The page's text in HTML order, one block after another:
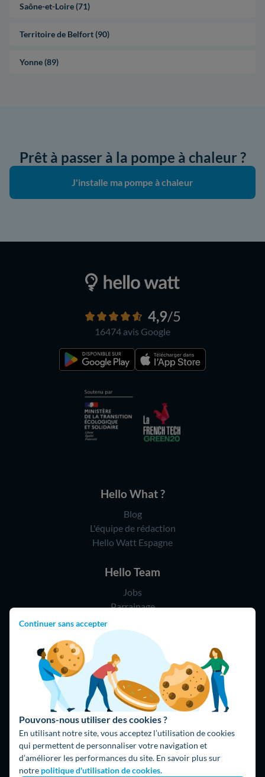
Continuer sans accepter
Pouvons-nous utiliser des cookies ?
En utilisant notre site, vous acceptez l’utilisation de cookies
qui permettent de personnaliser votre navigation et
d’améliorer les performances du site. En savoir plus sur
notre politique d'utilisation de cookies.
Saône-et-Loire (71)
Territoire de Belfort (90)
Yonne (89)
Prêt à passer à la pompe à chaleur ?
J'installe ma pompe à chaleur
4,9/5
16474 avis Google
Hello What ?
Blog
L'équipe de rédaction
Hello Watt Espagne
Hello Team
Jobs
Parrainage
Rejoindre notre réseau d'artisans
09 75 18 60 60
(8h-21h)
75018 Paris